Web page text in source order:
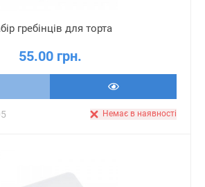
гребінців для торта
55.00 грн.
Немає в наявності